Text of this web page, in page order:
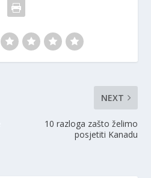
NEXT
10 razloga zašto želimo
posjetiti Kanadu